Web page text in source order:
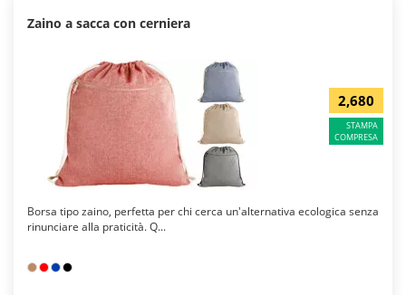
Zaino a sacca con cerniera
2,680
STAMPA
COMPRESA
Borsa tipo zaino, perfetta per chi cerca un'alternativa ecologica senza
rinunciare alla praticità. Q...